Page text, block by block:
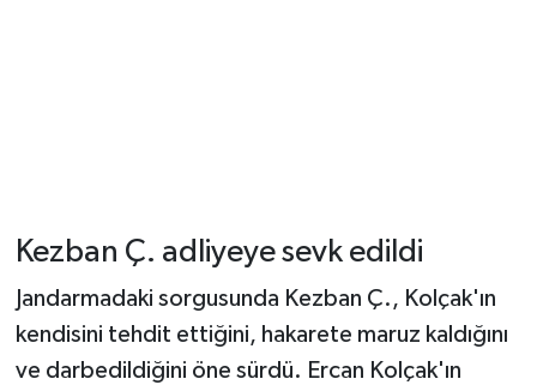
Kezban Ç. adliyeye sevk edildi
Jandarmadaki sorgusunda Kezban Ç., Kolçak'ın
kendisini tehdit ettiğini, hakarete maruz kaldığını
ve darbedildiğini öne sürdü. Ercan Kolçak'ın